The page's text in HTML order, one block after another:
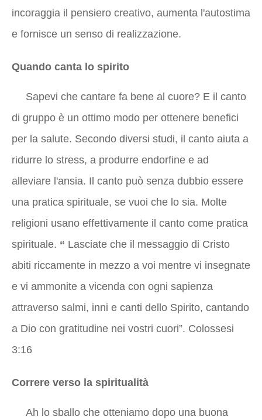
incoraggia il pensiero creativo, aumenta l'autostima
e fornisce un senso di realizzazione.
Quando canta lo spirito
Sapevi che cantare fa bene al cuore? E il canto
di gruppo è un ottimo modo per ottenere benefici
per la salute. Secondo diversi studi, il canto aiuta a
ridurre lo stress, a produrre endorfine e ad
alleviare l'ansia. Il canto può senza dubbio essere
una pratica spirituale, se vuoi che lo sia. Molte
religioni usano effettivamente il canto come pratica
spirituale. “ Lasciate che il messaggio di Cristo
abiti riccamente in mezzo a voi mentre vi insegnate
e vi ammonite a vicenda con ogni sapienza
attraverso salmi, inni e canti dello Spirito, cantando
a Dio con gratitudine nei vostri cuori”. Colossesi
3:16
Correre verso la spiritualità
Ah lo sballo che otteniamo dopo una buona